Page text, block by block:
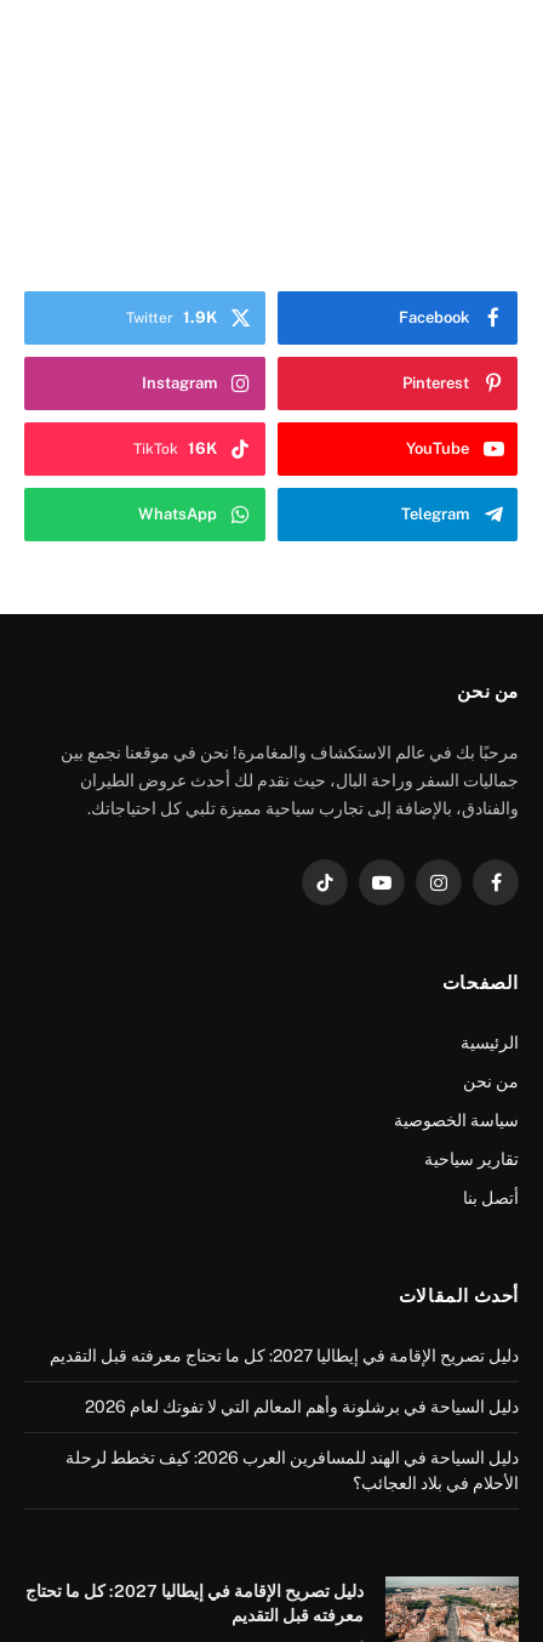
Facebook
Twitter 1.9K
Pinterest
Instagram
YouTube
TikTok 16K
Telegram
WhatsApp
من نحن
مرحبًا بك في عالم الاستكشاف والمغامرة! نحن في موقعنا نجمع بين
جماليات السفر وراحة البال، حيث نقدم لك أحدث عروض الطيران
والفنادق، بالإضافة إلى تجارب سياحية مميزة تلبي كل احتياجاتك.
فيسبوكالانستغراميوتيوب تيكتوك
الصفحات
الرئيسية
من نحن
سياسة الخصوصية
تقارير سياحية
أتصل بنا
أحدث المقالات
دليل تصريح الإقامة في إيطاليا 2027: كل ما تحتاج معرفته قبل التقديم
دليل السياحة في برشلونة وأهم المعالم التي لا تفوتك لعام 2026
دليل السياحة في الهند للمسافرين العرب 2026: كيف تخطط لرحلة
الأحلام في بلاد العجائب؟
دليل تصريح الإقامة في إيطاليا 2027: كل ما تحتاج
معرفته قبل التقديم